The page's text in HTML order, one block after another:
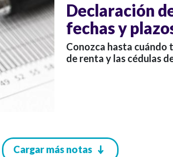
Declaración
fechas y
Conozca hasta cuándo
de renta y las cédulas
Cargar más notas